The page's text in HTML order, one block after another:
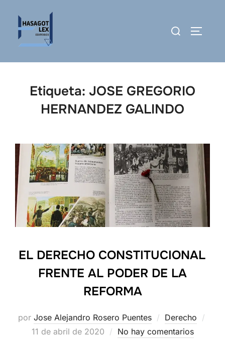
contenido
Buscar:
Etiqueta: JOSE GREGORIO
HERNANDEZ GALINDO
EL DERECHO CONSTITUCIONAL
FRENTE AL PODER DE LA
REFORMA
por Jose Alejandro Rosero Puentes Derecho
11 de abril de 2020 No hay comentarios